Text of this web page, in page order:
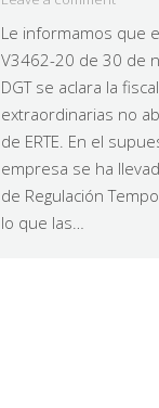
Le informamos que
V3462-20 de 30 de
DGT se aclara la
extraordinarias no
de ERTE. En el
empresa se ha
de Regulación
lo que las…